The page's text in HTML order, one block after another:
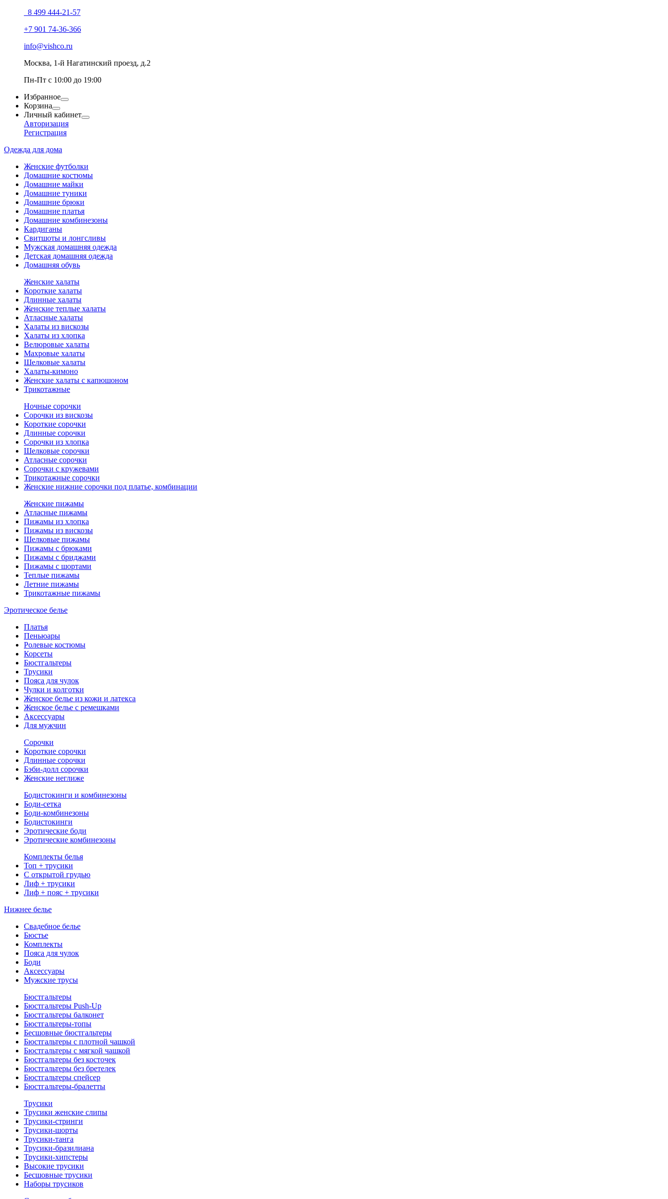
8 499 444-21-57
+7 901 74-36-366
info@vishco.ru
Москва, 1-й Нагатинский проезд, д.2
Пн-Пт с 10:00 до 19:00
Избранное
Корзина
Личный кабинет
Авторизация
Регистрация
Одежда для дома
Женские футболки
Домашние костюмы
Домашние майки
Домашние туники
Домашние брюки
Домашние платья
Домашние комбинезоны
Кардиганы
Свитшоты и лонгсливы
Мужская домашняя одежда
Детская домашняя одежда
Домашняя обувь
Женские халаты
Короткие халаты
Длинные халаты
Женские теплые халаты
Атласные халаты
Халаты из вискозы
Халаты из хлопка
Велюровые халаты
Махровые халаты
Шелковые халаты
Халаты-кимоно
Женские халаты с капюшоном
Трикотажные
Ночные сорочки
Сорочки из вискозы
Короткие сорочки
Длинные сорочки
Сорочки из хлопка
Шелковые сорочки
Атласные сорочки
Сорочки с кружевами
Трикотажные сорочки
Женские нижние сорочки под платье, комбинации
Женские пижамы
Атласные пижамы
Пижамы из хлопка
Пижамы из вискозы
Шелковые пижамы
Пижамы с брюками
Пижамы с бриджами
Пижамы с шортами
Теплые пижамы
Летние пижамы
Трикотажные пижамы
Эротическое белье
Платья
Пеньюары
Ролевые костюмы
Корсеты
Бюстгальтеры
Трусики
Пояса для чулок
Чулки и колготки
Женское белье из кожи и латекса
Женское белье с ремешками
Аксессуары
Для мужчин
Сорочки
Короткие сорочки
Длинные сорочки
Бэби-долл сорочки
Женские неглиже
Бодистокинги и комбинезоны
Боди-сетка
Боди-комбинезоны
Бодистокинги
Эротические боди
Эротические комбинезоны
Комплекты белья
Топ + трусики
С открытой грудью
Лиф + трусики
Лиф + пояс + трусики
Нижнее белье
Свадебное белье
Бюстье
Комплекты
Пояса для чулок
Боди
Аксессуары
Мужские трусы
Бюстгальтеры
Бюстгальтеры Push-Up
Бюстгальтеры балконет
Бюстгальтеры-топы
Бесшовные бюстгальтеры
Бюстгальтеры с плотной чашкой
Бюстгальтеры с мягкой чашкой
Бюстгальтеры без косточек
Бюстгальтеры без бретелек
Бюстгальтеры спейсер
Бюстгальтеры-бралетты
Трусики
Трусики женские слипы
Трусики-стринги
Трусики-шорты
Трусики-танга
Трусики-бразилиана
Трусики-хипстеры
Высокие трусики
Бесшовные трусики
Наборы трусиков